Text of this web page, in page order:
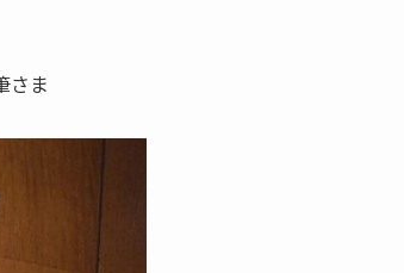
さま